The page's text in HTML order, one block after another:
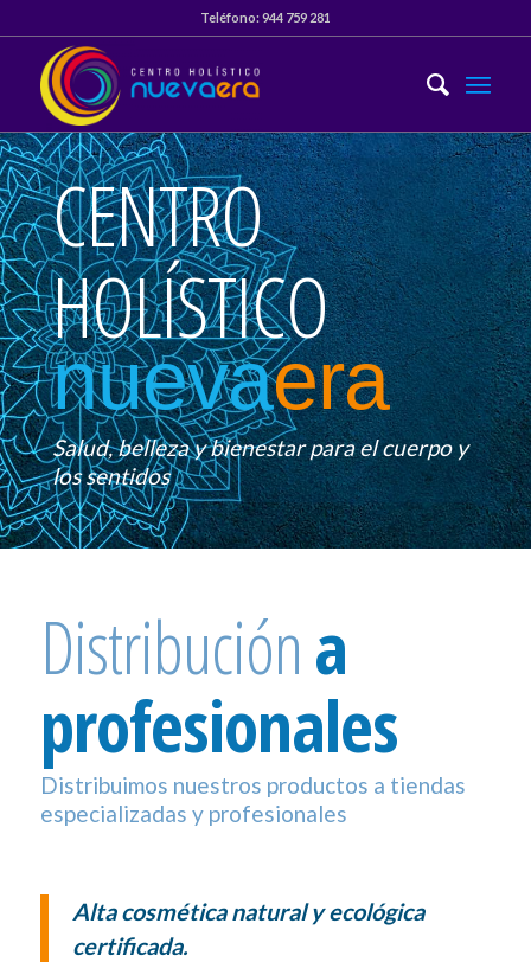
Teléfono:944 759 281
CENTRO
HOLÍSTICO
nuevaera
Salud, belleza y bienestar para el cuerpo y
los sentidos
Distribucióna
profesionales
Distribuimos nuestros productos a tiendas
especializadas y profesionales
Alta cosmética natural y ecológica
certificada.